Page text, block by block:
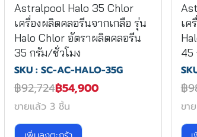
Astralpool Halo 35 Chlor
เครื่องผลิตคลอรีนจากเกลือ รุ่น
Halo Chlor อัตราผลิตคลอรีน
35 กรัม/ชั่วโมง
SKU : SC-AC-HALO-35G
฿92,724฿54,900
ขายแล้ว 3 ชิ้น
เค
45
฿
ขา